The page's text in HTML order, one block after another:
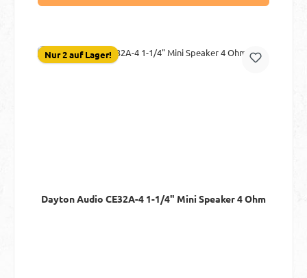
Nur 2 auf Lager!
Dayton Audio CE32A-4 1-1/4" Mini Speaker 4 Ohm